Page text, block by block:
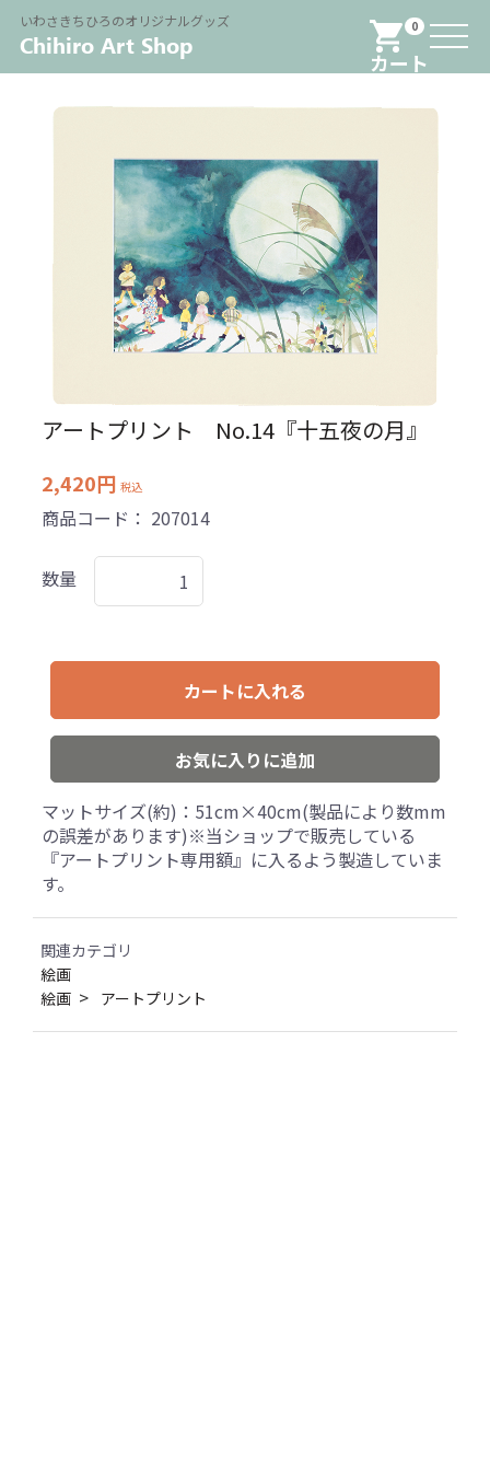
0
カート
いわさきちひろのオリジナルグッズ Menu
アートプリント No.14『十五夜の月』
2,420円 税込
商品コード： 207014
数量
カートに入れる
お気に入りに追加
マットサイズ(約)：51cm×40cm(製品により数mm
の誤差があります)※当ショップで販売している
『アートプリント専用額』に入るよう製造していま
す。
関連カテゴリ
絵画
絵画
アートプリント